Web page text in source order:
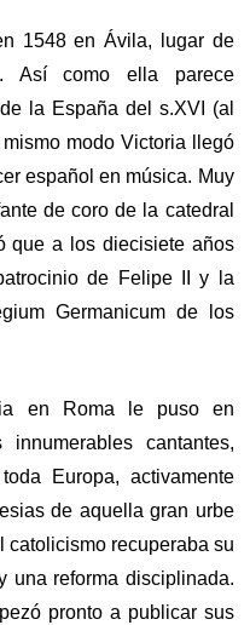
1548 en Ávila, lugar de
Así como ella parece
la España del s.XVI (al
modo Victoria llegó
español en música. Muy
de coro de la catedral
que a los diecisiete años
de Felipe II y la
Germanicum de los
en Roma le puso en
cantantes,
Europa, activamente
de aquella gran urbe
catolicismo recuperaba su
una reforma disciplinada.
pronto a publicar sus